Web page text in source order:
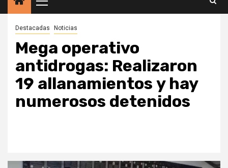
Menú
principal
Destacadas Noticias
Mega operativo
antidrogas: Realizaron
19 allanamientos y hay
numerosos detenidos